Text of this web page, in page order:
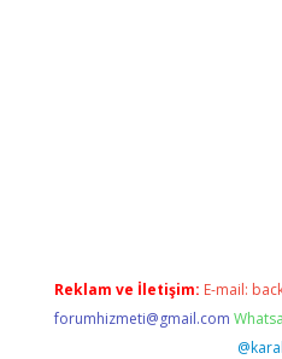
Reklam ve İletişim: E-mail:
forumhizmeti@gmail.com